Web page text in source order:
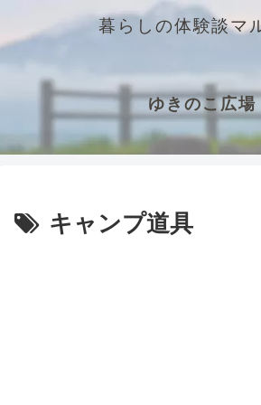
暮らしの体験談マ
ゆきのこ広場
キャンプ道具